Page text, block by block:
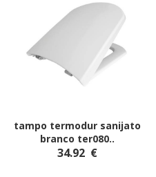
tampo termodur sanijato
branco ter080..
34.92 €